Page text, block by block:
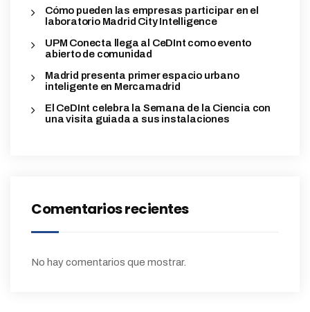
Cómo pueden las empresas participar en el
laboratorio Madrid City Intelligence
UPM Conecta llega al CeDInt como evento
abierto de comunidad
Madrid presenta primer espacio urbano
inteligente en Mercamadrid
El CeDInt celebra la Semana de la Ciencia con
una visita guiada a sus instalaciones
Comentarios recientes
No hay comentarios que mostrar.